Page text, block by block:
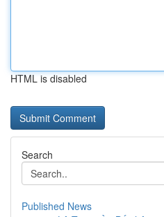
HTML is disabled
Search
Published News